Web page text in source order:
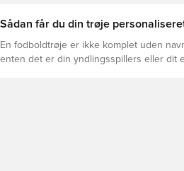
Sådan får du din trøje
En fodboldtrøje er ikke komplet uden
enten det er din yndlingsspillers eller dit